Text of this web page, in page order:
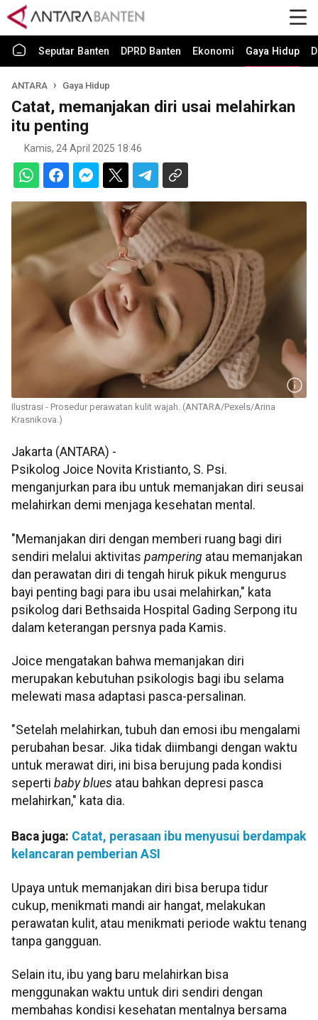
Seputar Banten DPRD Banten Ekonomi Gaya Hidup
ANTARA Gaya Hidup
Catat, memanjakan diri usai melahirkan
itu penting
Kamis, 24 April 2025 18:46
Ilustrasi - Prosedur perawatan kulit wajah. (ANTARA/Pexels/Arina
Krasnikova.)
Jakarta (ANTARA) -
Psikolog Joice Novita Kristianto, S. Psi.
menganjurkan para ibu untuk memanjakan diri seusai
melahirkan demi menjaga kesehatan mental.
"Memanjakan diri dengan memberi ruang bagi diri
sendiri melalui aktivitas pampering atau memanjakan
dan perawatan diri di tengah hiruk pikuk mengurus
bayi penting bagi para ibu usai melahirkan," kata
psikolog dari Bethsaida Hospital Gading Serpong itu
dalam keterangan persnya pada Kamis.
Joice mengatakan bahwa memanjakan diri
merupakan kebutuhan psikologis bagi ibu selama
melewati masa adaptasi pasca-persalinan.
"Setelah melahirkan, tubuh dan emosi ibu mengalami
perubahan besar. Jika tidak diimbangi dengan waktu
untuk merawat diri, ini bisa berujung pada kondisi
seperti baby blues atau bahkan depresi pasca
melahirkan," kata dia.
Baca juga: Catat, perasaan ibu menyusui berdampak
kelancaran pemberian ASI
Upaya untuk memanjakan diri bisa berupa tidur
cukup, menikmati mandi air hangat, melakukan
perawatan kulit, atau menikmati periode waktu tenang
tanpa gangguan.
Selain itu, ibu yang baru melahirkan bisa
menggunakan waktu untuk diri sendiri dengan
membahas kondisi kesehatan mentalnya bersama